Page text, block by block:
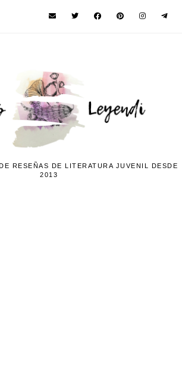
RESEÑAS DE LITERATURA JUVENIL DESDE
2013